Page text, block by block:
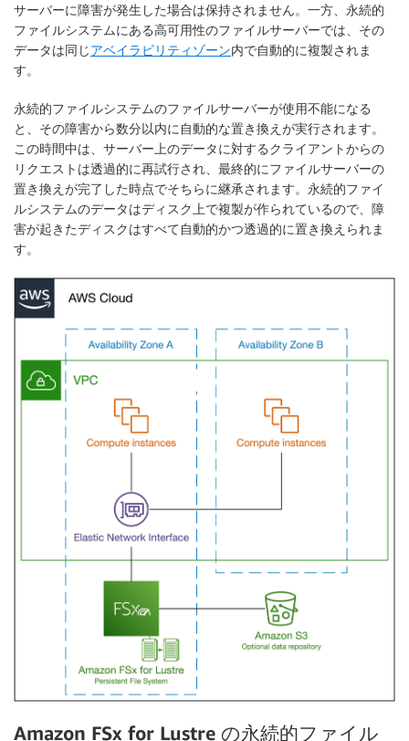
サーバーに障害が発生した場合は保持されません。一方、永続的
ファイルシステムにある高可用性のファイルサーバーでは、その
データは同じアベイラビリティゾーン内で自動的に複製されま
す。
永続的ファイルシステムのファイルサーバーが使用不能になる
と、その障害から数分以内に自動的な置き換えが実行されます。
この時間中は、サーバー上のデータに対するクライアントからの
リクエストは透過的に再試行され、最終的にファイルサーバーの
置き換えが完了した時点でそちらに継承されます。永続的ファイ
ルシステムのデータはディスク上で複製が作られているので、障
害が起きたディスクはすべて自動的かつ透過的に置き換えられま
す。
Amazon FSx for Lustre の永続的ファイル